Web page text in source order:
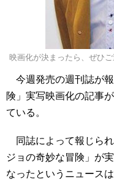
映画化が決まったら、ぜひ
今週発売の週刊誌が
険」実写映画化の記事
ている。
同誌によって報じら
ジョの奇妙な冒険」が
なったというニュース